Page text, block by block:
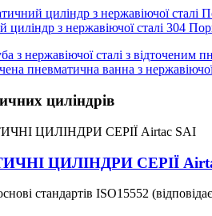
циліндр з нержавіючої сталі 304
пневматична ванна з
циліндрів
ЦИЛІНДРИ СЕРІЇ
стандартів ISO15552